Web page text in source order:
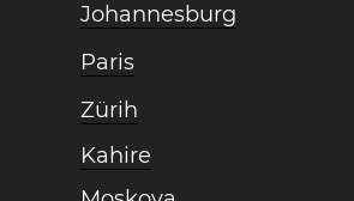
Johannesburg
Paris
Zürih
Kahire